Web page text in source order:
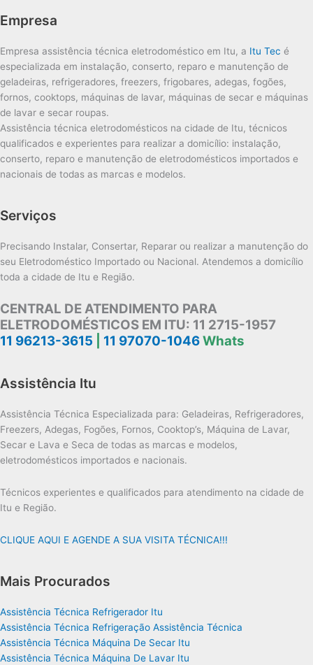
Empresa
Empresa assistência técnica eletrodoméstico em Itu, a Itu Tec é
especializada em instalação, conserto, reparo e manutenção de
geladeiras, refrigeradores, freezers, frigobares, adegas, fogões,
fornos, cooktops, máquinas de lavar, máquinas de secar e máquinas
de lavar e secar roupas.
Assistência técnica eletrodomésticos na cidade de Itu, técnicos
qualificados e experientes para realizar a domicílio: instalação,
conserto, reparo e manutenção de eletrodomésticos importados e
nacionais de todas as marcas e modelos.
Serviços
Precisando Instalar, Consertar, Reparar ou realizar a manutenção do
seu Eletrodoméstico Importado ou Nacional. Atendemos a domicílio
toda a cidade de Itu e Região.
CENTRAL DE ATENDIMENTO PARA
ELETRODOMÉSTICOS EM ITU: 11 2715-1957
11 96213-3615
11 97070-1046Whats
Assistência Itu
Assistência Técnica Especializada para: Geladeiras, Refrigeradores,
Freezers, Adegas, Fogões, Fornos, Cooktop’s, Máquina de Lavar,
Secar e Lava e Seca de todas as marcas e modelos,
eletrodomésticos importados e nacionais.
Técnicos experientes e qualificados para atendimento na cidade de
Itu e Região.
CLIQUE AQUI E AGENDE A SUA VISITA TÉCNICA!!!
Mais Procurados
Assistência Técnica Refrigerador Itu
Assistência Técnica Refrigeração Assistência Técnica
Assistência Técnica Máquina De Secar Itu
Assistência Técnica Máquina De Lavar Itu